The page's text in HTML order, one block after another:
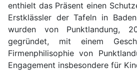
enthielt das Präsent einen
Erstklässler der Tafeln in
wurden von Punktlandung,
gegründet, mit einem
Firmenphilisophie von
Engagement insbesondere für